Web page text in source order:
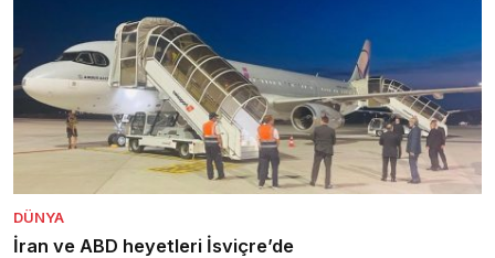
DÜNYA
İran ve ABD heyetleri İsviçre’de